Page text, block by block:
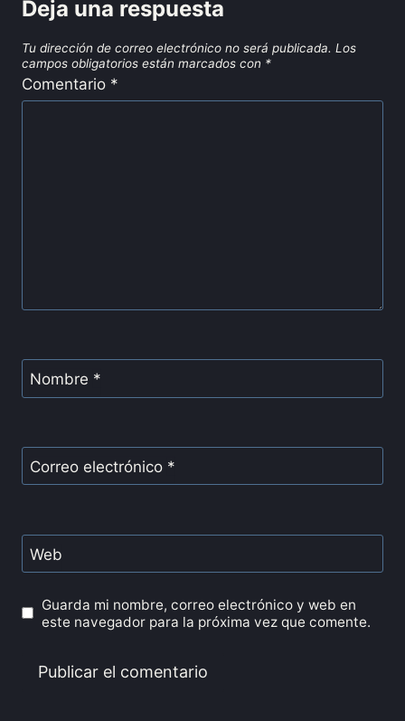
Deja una respuesta
Tu dirección de correo electrónico no será publicada. Los
campos obligatorios están marcados con *
Comentario *
Nombre *
Correo electrónico *
Web
Guarda mi nombre, correo electrónico y web en
este navegador para la próxima vez que comente.